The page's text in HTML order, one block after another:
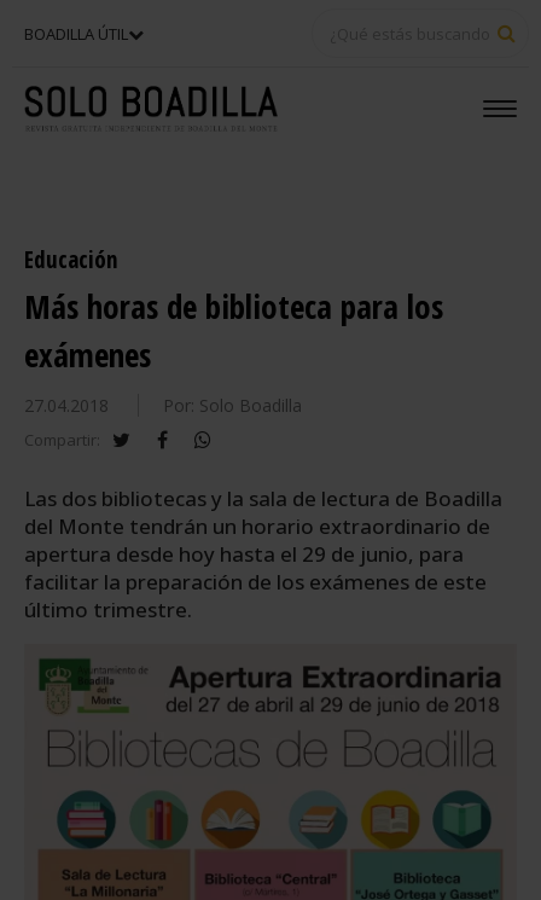
BOADILLA ÚTIL
Educación
Más horas de biblioteca para los
exámenes
27.04.2018 Por: Solo Boadilla
Compartir: twitterfacebook
Las dos bibliotecas y la sala de lectura de Boadilla
del Monte tendrán un horario extraordinario de
apertura desde hoy hasta el 29 de junio, para
facilitar la preparación de los exámenes de este
último trimestre.